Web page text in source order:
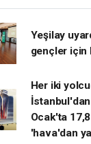
Yeşilay
gençler için
Her iki
Ocak'ta
'hava'dan